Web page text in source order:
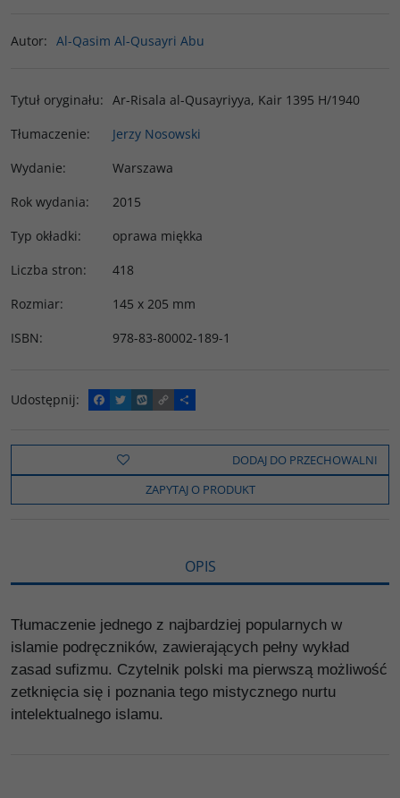
Autor: Al-Qasim Al-Qusayri Abu
Tytuł oryginału: Ar-Risala al-Qusayriyya, Kair 1395 H/1940
Tłumaczenie:
Jerzy Nosowski
Wydanie:
Warszawa
Rok wydania:
2015
Typ okładki:
oprawa miękka
Liczba stron:
418
Rozmiar:
145 x 205 mm
ISBN: 978-83-80002-189-1
Udostępnij:
F
a
e
o
k
T
w
t
t
e
W
y
o
C
o
y
i
n
k
P
o
z
e
l
s
DODAJ DO PRZECHOWALNI
ZAPYTAJ O PRODUKT
OPIS
Tłumaczenie jednego z najbardziej popularnych w
islamie podręczników, zawierających pełny wykład
zasad sufizmu. Czytelnik polski ma pierwszą możliwość
zetknięcia się i poznania tego mistycznego nurtu
intelektualnego islamu.